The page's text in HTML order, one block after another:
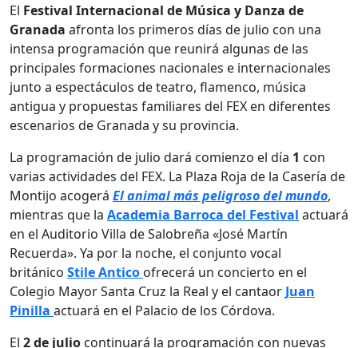
El Festival Internacional de Música y Danza de
Granada afronta los primeros días de julio con una
intensa programación que reunirá algunas de las
principales formaciones nacionales e internacionales
junto a espectáculos de teatro, flamenco, música
antigua y propuestas familiares del FEX en diferentes
escenarios de Granada y su provincia.
La programación de julio dará comienzo el día 1 con
varias actividades del FEX. La Plaza Roja de la Casería de
Montijo acogerá El animal más peligroso del mundo,
mientras que la Academia Barroca del Festival actuará
en el Auditorio Villa de Salobreña «José Martín
Recuerda». Ya por la noche, el conjunto vocal
británico Stile Antico ofrecerá un concierto en el
Colegio Mayor Santa Cruz la Real y el cantaor Juan
Pinilla actuará en el Palacio de los Córdova.
El 2 de julio continuará la programación con nuevas